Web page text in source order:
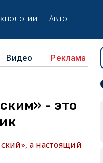
Авто
Видео Реклама
- это
а настоящий